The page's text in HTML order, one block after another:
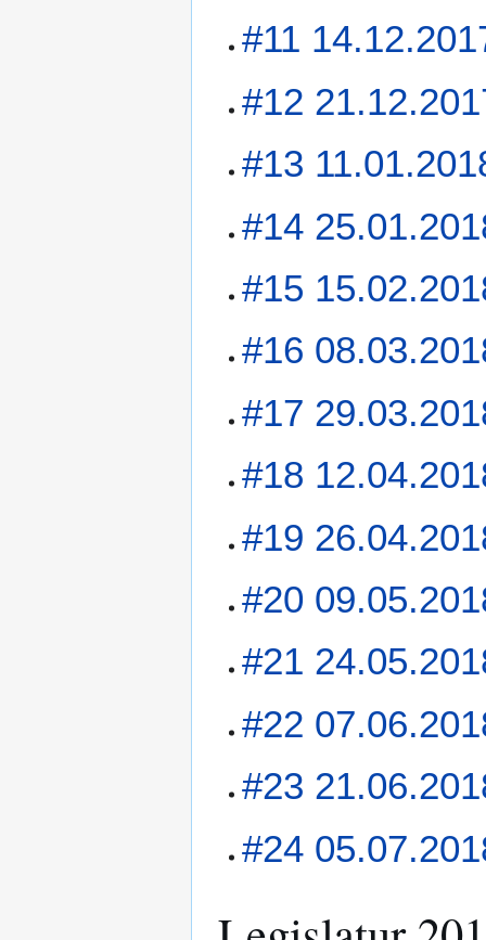
#11
#12
#13
#14
#15
#16
#17
#18
#19
#20
#21
#22
#23
#24